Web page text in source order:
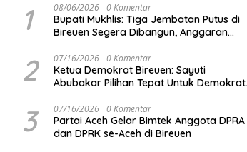
1 08/06/2026 0 Komentar
Bupati Mukhlis: Tiga Jembatan Putus di
Bireuen Segera Dibangun, Anggaran
2 07/16/2026 0 Komentar
Ketua Demokrat Bireuen: Sayuti
Abubakar Pilihan Tepat Untuk Demokrat
3 07/16/2026 0 Komentar
Partai Aceh Gelar Bimtek Anggota DPRA
dan DPRK se-Aceh di Bireuen